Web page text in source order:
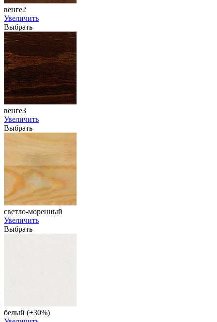
венге2
Увеличить
Выбрать
венге3
Увеличить
Выбрать
светло-моренный
Увеличить
Выбрать
белый (+30%)